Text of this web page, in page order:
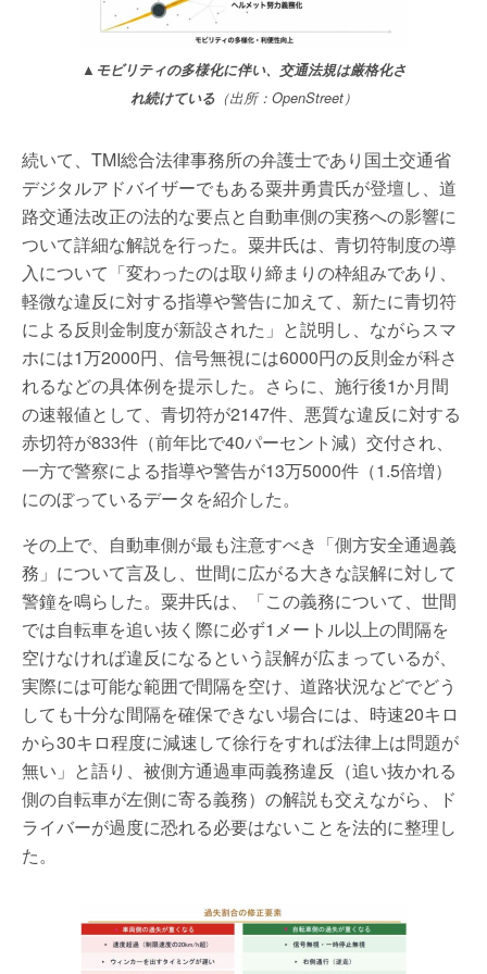
▲モビリティの多様化に伴い、交通法規は厳格化さ
れ続けている（出所：OpenStreet）
続いて、TMI総合法律事務所の弁護士であり国土交通省
デジタルアドバイザーでもある粟井勇貴氏が登壇し、道
路交通法改正の法的な要点と自動車側の実務への影響に
ついて詳細な解説を行った。粟井氏は、青切符制度の導
入について「変わったのは取り締まりの枠組みであり、
軽微な違反に対する指導や警告に加えて、新たに青切符
による反則金制度が新設された」と説明し、ながらスマ
ホには1万2000円、信号無視には6000円の反則金が科さ
れるなどの具体例を提示した。さらに、施行後1か月間
の速報値として、青切符が2147件、悪質な違反に対する
赤切符が833件（前年比で40パーセント減）交付され、
一方で警察による指導や警告が13万5000件（1.5倍増）
にのぼっているデータを紹介した。
その上で、自動車側が最も注意すべき「側方安全通過義
務」について言及し、世間に広がる大きな誤解に対して
警鐘を鳴らした。粟井氏は、「この義務について、世間
では自転車を追い抜く際に必ず1メートル以上の間隔を
空けなければ違反になるという誤解が広まっているが、
実際には可能な範囲で間隔を空け、道路状況などでどう
しても十分な間隔を確保できない場合には、時速20キロ
から30キロ程度に減速して徐行をすれば法律上は問題が
無い」と語り、被側方通過車両義務違反（追い抜かれる
側の自転車が左側に寄る義務）の解説も交えながら、ド
ライバーが過度に恐れる必要はないことを法的に整理し
た。